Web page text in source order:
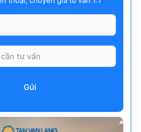
Gửi